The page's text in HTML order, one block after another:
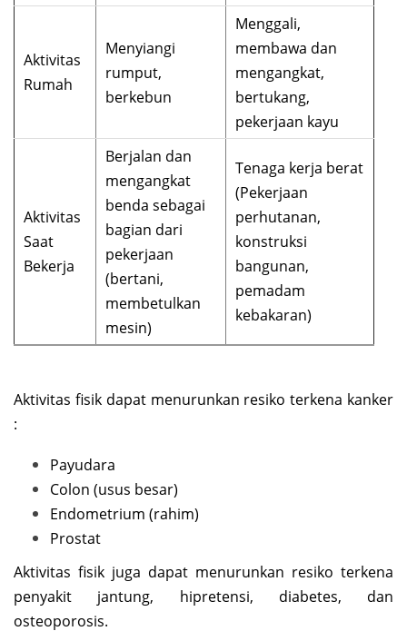
Aktivitas
Rumah
Menyiangi
rumput,
berkebun
Menggali,
membawa dan
mengangkat,
bertukang,
pekerjaan kayu
Aktivitas
Saat
Bekerja
Berjalan dan
mengangkat
benda sebagai
bagian dari
pekerjaan
(bertani,
membetulkan
mesin)
Tenaga kerja berat
(Pekerjaan
perhutanan,
konstruksi
bangunan,
pemadam
kebakaran)
Aktivitas fisik dapat menurunkan resiko terkena kanker
:
Payudara
Colon (usus besar)
Endometrium (rahim)
Prostat
Aktivitas fisik juga dapat menurunkan resiko terkena
penyakit jantung, hipretensi, diabetes, dan
osteoporosis.